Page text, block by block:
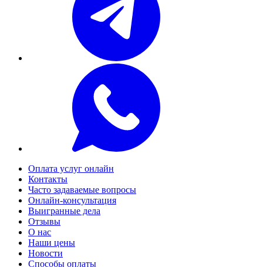
Оплата услуг онлайн
Контакты
Часто задаваемые вопросы
Онлайн-консультация
Выигранные дела
Отзывы
О нас
Наши цены
Новости
Способы оплаты